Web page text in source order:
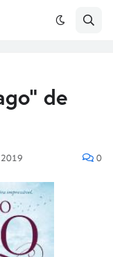
de
0